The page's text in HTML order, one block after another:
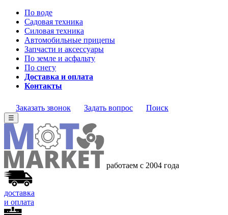
По воде
Садовая техника
Силовая техника
Автомобильные прицепы
Запчасти и аксессуары
По земле и асфальту
По снегу
Доставка и оплата
Контакты
Заказать звонок Задать вопрос Поиск
☰
работаем с 2004 года
доставка
и оплата